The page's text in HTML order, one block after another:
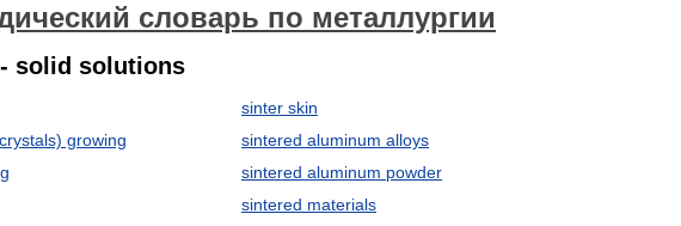
словарь по металлургии
solid solutions
growing
sinter skin
sintered aluminum alloys
sintered aluminum powder
sintered materials